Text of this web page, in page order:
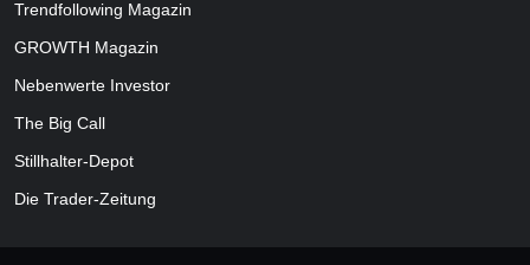
Trendfollowing Magazin
GROWTH Magazin
Nebenwerte Investor
The Big Call
Stillhalter-Depot
Die Trader-Zeitung